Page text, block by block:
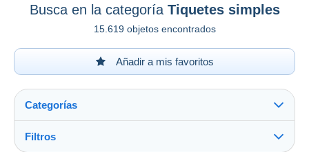
Busca en la categoría Tiquetes simples
15.619 objetos encontrados
Añadir a mis favoritos
Categorías
Filtros